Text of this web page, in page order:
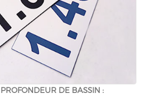
DE BASSIN :